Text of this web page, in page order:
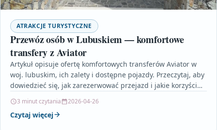
ATRAKCJE TURYSTYCZNE
Przewóz osób w Lubuskiem — komfortowe
transfery z Aviator
Artykuł opisuje ofertę komfortowych transferów Aviator w
woj. lubuskim, ich zalety i dostępne pojazdy. Przeczytaj, aby
dowiedzieć się, jak zarezerwować przejazd i jakie korzyści…
3 minut czytania 2026-04-26
Czytaj więcej